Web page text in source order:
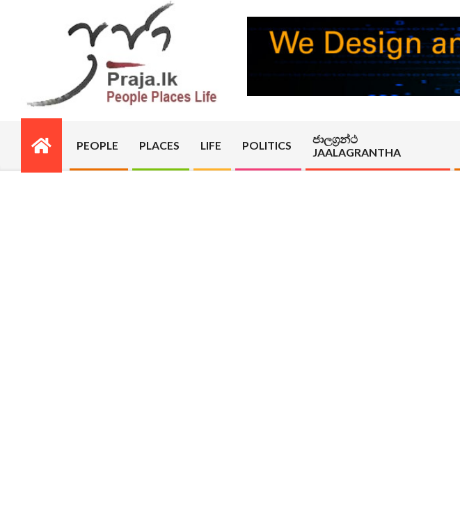
PRAJA.LK
Primary
Navigation
PEOPLE PLACES LIFE POLITICS
ජාලග්‍රන්ථ
JAALAGRANTHA